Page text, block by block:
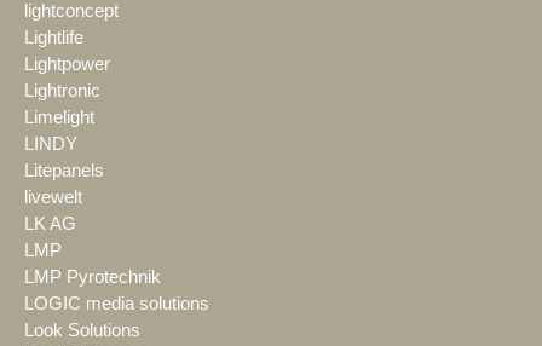
lightconcept
Lightlife
Lightpower
Lightronic
Limelight
LINDY
Litepanels
livewelt
LK AG
LMP
LMP Pyrotechnik
LOGIC media solutions
Look Solutions